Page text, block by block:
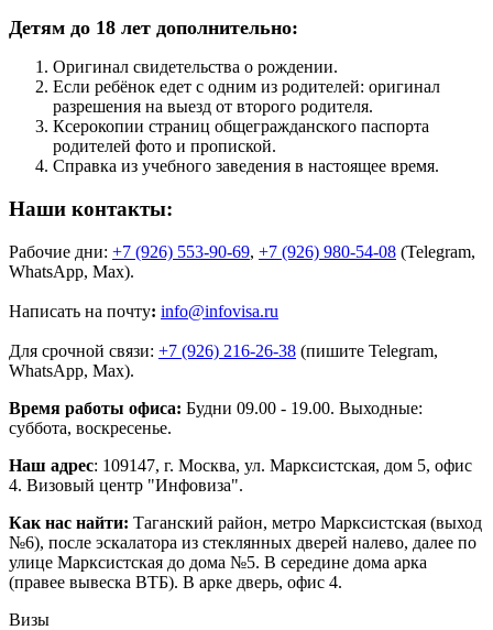
Детям до 18 лет дополнительно:
Оригинал свидетельства о рождении.
Если ребёнок едет с одним из родителей: оригинал
разрешения на выезд от второго родителя.
Ксерокопии страниц общегражданского паспорта
родителей фото и пропиской.
Справка из учебного заведения в настоящее время.
Наши контакты:
Рабочие дни: +7 (926) 553-90-69, +7 (926) 980-54-08 (Telegram,
WhatsApp, Max).
Написать на почту: info@infovisa.ru
Для срочной связи: +7 (926) 216-26-38 (пишите Telegram,
WhatsApp, Max).
Время работы офиса: Будни 09.00 - 19.00. Выходные:
суббота, воскресенье.
Наш адрес: 109147, г. Москва, ул. Марксистская, дом 5, офис
4. Визовый центр "Инфовиза".
Как нас найти: Таганский район, метро Марксистская (выход
№6), после эскалатора из стеклянных дверей налево, далее по
улице Марксистская до дома №5. В середине дома арка
(правее вывеска ВТБ). В арке дверь, офис 4.
Визы